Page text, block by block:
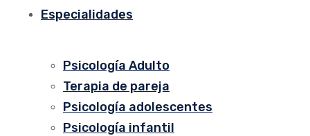
Especialidades
Psicología Adulto
Terapia de pareja
Psicología adolescentes
Psicología infantil